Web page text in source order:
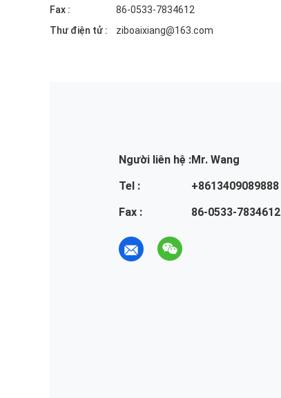
Fax :
86-0533-7834612
Thư điện tử :
ziboaixiang@163.com
Người liên hệ :Mr. Wang
Tel :
+8613409089888
Fax :
86-0533-7834612